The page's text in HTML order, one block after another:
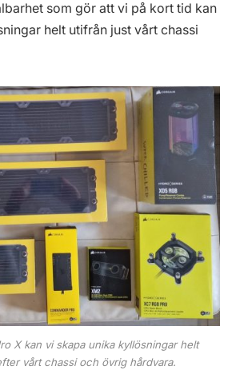
som gör att vi på kort tid kan
helt utifrån just vårt chassi
X kan vi skapa unika kyllösningar helt
vårt chassi och övrig hårdvara.